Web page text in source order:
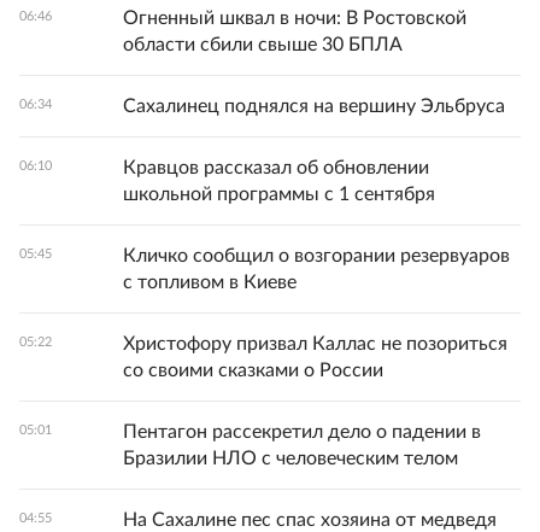
06:46
Огненный шквал в ночи: В Ростовской
области сбили свыше 30 БПЛА
06:34 Сахалинец поднялся на вершину Эльбруса
06:10
Кравцов рассказал об обновлении
школьной программы с 1 сентября
05:45
Кличко сообщил о возгорании резервуаров
с топливом в Киеве
05:22
Христофору призвал Каллас не позориться
со своими сказками о России
05:01
Пентагон рассекретил дело о падении в
Бразилии НЛО с человеческим телом
04:55 На Сахалине пес спас хозяина от медведя